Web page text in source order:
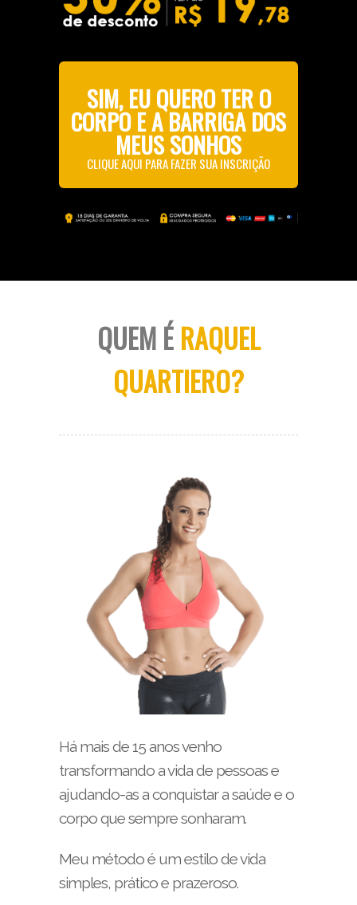
SIM, EU QUERO TER O
CORPO E A BARRIGA DOS
MEUS SONHOS
CLIQUE AQUI PARA FAZER SUA INSCRIÇÃO
QUEM É RAQUEL
QUARTIERO?
Há mais de 15 anos venho
transformando a vida de pessoas e
ajudando-as a conquistar a saúde e o
corpo que sempre sonharam.
Meu método é um estilo de vida
simples, prático e prazeroso.